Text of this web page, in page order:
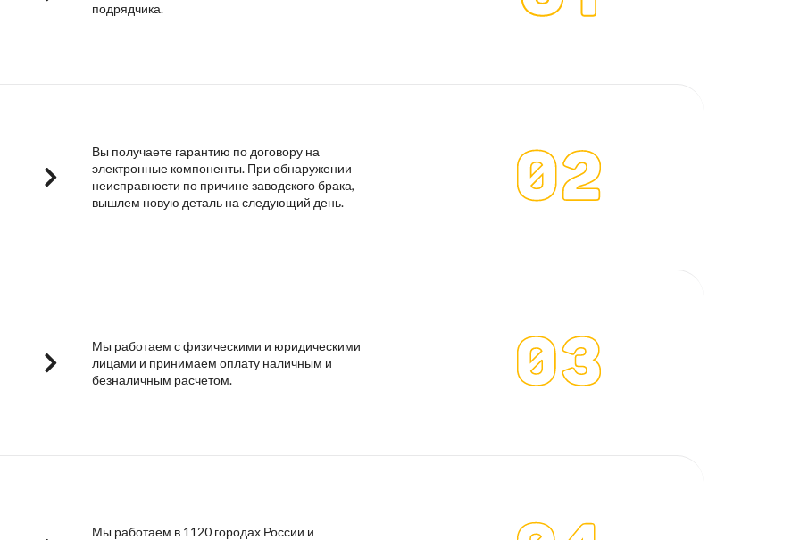
подрядчика.
Вы получаете гарантию по договору на
электронные компоненты. При обнаружении
неисправности по причине заводского брака,
вышлем новую деталь на следующий день.
Мы работаем с физическими и юридическими
лицами и принимаем оплату наличным и
безналичным расчетом.
Мы работаем в 1120 городах России и